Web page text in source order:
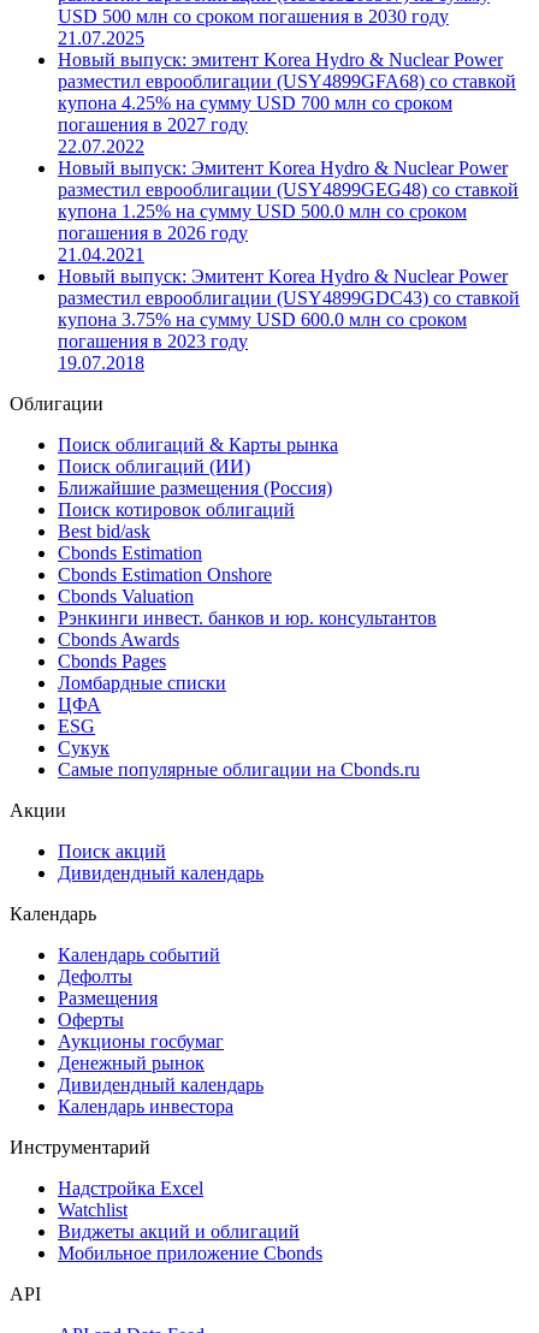
USD 500 млн со сроком погашения в 2030 году
21.07.2025
Новый выпуск: эмитент Korea Hydro & Nuclear Power
разместил еврооблигации (USY4899GFA68) со ставкой
купона 4.25% на сумму USD 700 млн со сроком
погашения в 2027 году
22.07.2022
Новый выпуск: Эмитент Korea Hydro & Nuclear Power
разместил еврооблигации (USY4899GEG48) со ставкой
купона 1.25% на сумму USD 500.0 млн со сроком
погашения в 2026 году
21.04.2021
Новый выпуск: Эмитент Korea Hydro & Nuclear Power
разместил еврооблигации (USY4899GDC43) со ставкой
купона 3.75% на сумму USD 600.0 млн со сроком
погашения в 2023 году
19.07.2018
Облигации
Поиск облигаций & Карты рынка
Поиск облигаций (ИИ)
Ближайшие размещения (Россия)
Поиск котировок облигаций
Best bid/ask
Cbonds Estimation
Cbonds Estimation Onshore
Cbonds Valuation
Рэнкинги инвест. банков и юр. консультантов
Cbonds Awards
Cbonds Pages
Ломбардные списки
ЦФА
ESG
Сукук
Самые популярные облигации на Cbonds.ru
Акции
Поиск акций
Дивидендный календарь
Календарь
Календарь событий
Дефолты
Размещения
Оферты
Аукционы госбумаг
Денежный рынок
Дивидендный календарь
Календарь инвестора
Инструментарий
Надстройка Excel
Watchlist
Виджеты акций и облигаций
Мобильное приложение Cbonds
API